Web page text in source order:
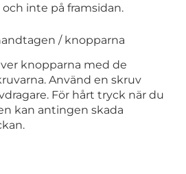
inte på framsidan.
/ knopparna
knopparna med de
Använd en skruv
För hårt tryck när du
kan antingen skada